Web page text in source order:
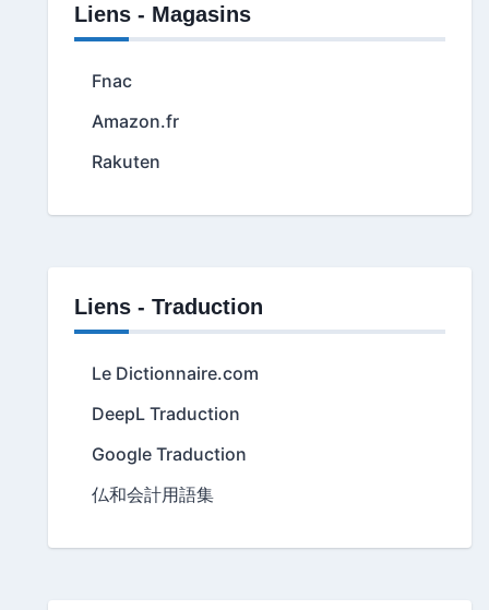
Liens - Magasins
Fnac
Amazon.fr
Rakuten
Liens - Traduction
Le Dictionnaire.com
DeepL Traduction
Google Traduction
仏和会計用語集